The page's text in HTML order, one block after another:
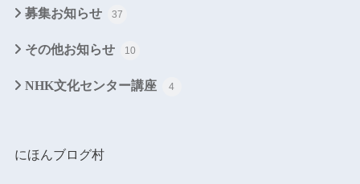
募集お知らせ 37
その他お知らせ 10
NHK文化センター講座 4
にほんブログ村